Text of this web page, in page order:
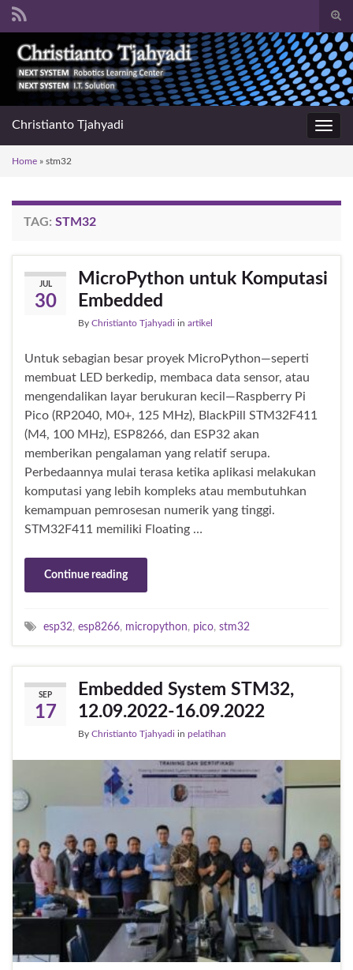
form
Search for:
Christianto Tjahyadi
Home » stm32
TAG: STM32
JUL
30
MicroPython untuk Komputasi
Embedded
By Christianto Tjahyadi in artikel
Untuk sebagian besar proyek MicroPython—seperti
membuat LED berkedip, membaca data sensor, atau
mengendalikan layar berukuran kecil—Raspberry Pi
Pico (RP2040, M0+, 125 MHz), BlackPill STM32F411
(M4, 100 MHz), ESP8266, dan ESP32 akan
memberikan pengalaman yang relatif serupa.
Perbedaannya mulai terasa ketika aplikasi melakukan
komputasi yang lebih kompleks atau membutuhkan
kemampuan pemrosesan numerik yang tinggi.
STM32F411 memiliki Floating …
Continue reading
esp32, esp8266, micropython, pico, stm32
SEP
17
Embedded System STM32,
12.09.2022-16.09.2022
By Christianto Tjahyadi in pelatihan